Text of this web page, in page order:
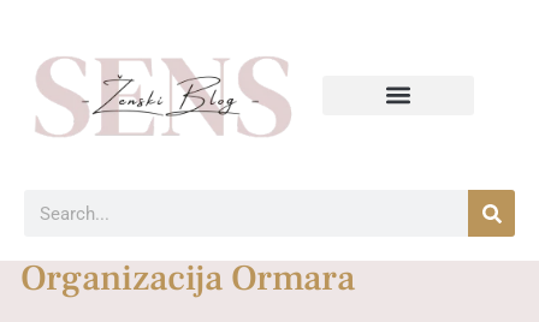
Organizacija Ormara